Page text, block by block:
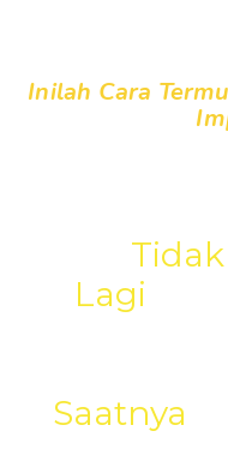
Inilah Cara
Lagi
Saatnya